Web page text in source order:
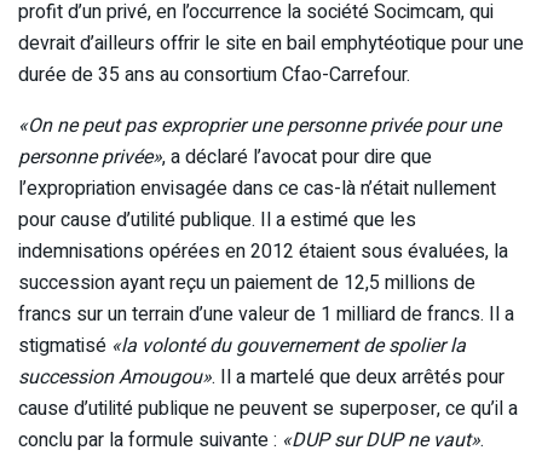
profit d’un privé, en l’occurrence la société Socimcam, qui
devrait d’ailleurs offrir le site en bail emphytéotique pour une
durée de 35 ans au consortium Cfao-Carrefour.
«On ne peut pas exproprier une personne privée pour une
personne privée», a déclaré l’avocat pour dire que
l’expropriation envisagée dans ce cas-là n’était nullement
pour cause d’utilité publique. Il a estimé que les
indemnisations opérées en 2012 étaient sous évaluées, la
succession ayant reçu un paiement de 12,5 millions de
francs sur un terrain d’une valeur de 1 milliard de francs. Il a
stigmatisé «la volonté du gouvernement de spolier la
succession Amougou». Il a martelé que deux arrêtés pour
cause d’utilité publique ne peuvent se superposer, ce qu’il a
conclu par la formule suivante : «DUP sur DUP ne vaut».